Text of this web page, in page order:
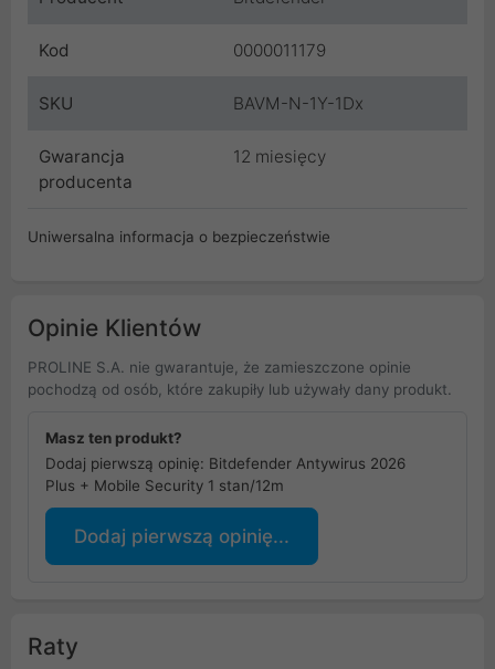
Kod 0000011179
SKU BAVM-N-1Y-1Dx
Gwarancja
producenta
12 miesięcy
Uniwersalna informacja o bezpieczeństwie
Opinie Klientów
PROLINE S.A. nie gwarantuje, że zamieszczone opinie
pochodzą od osób, które zakupiły lub używały dany produkt.
Masz ten produkt?
Dodaj pierwszą opinię: Bitdefender Antywirus 2026
Plus + Mobile Security 1 stan/12m
Dodaj pierwszą opinię...
Raty